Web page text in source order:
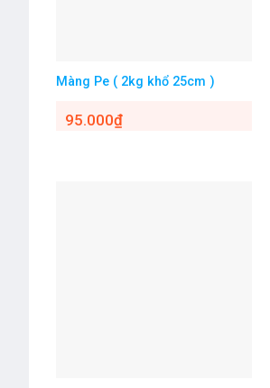
Màng Pe ( 2kg khổ 25cm )
95.000₫